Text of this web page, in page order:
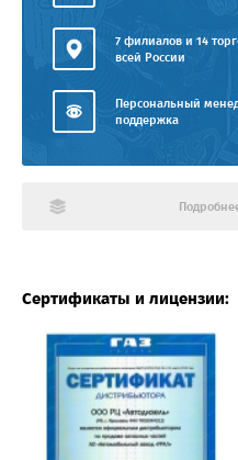
7 филиалов и 14
всей России
Персональный
поддержка
Сертификаты и лицензии: